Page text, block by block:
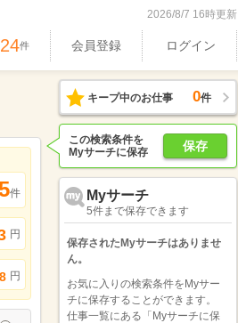
2026/8/7 16時更新
件 会員登録 ログイン
件
円
円
キープ中のお仕事 0件
保存
この検索条件を
Myサーチに保存
Myサーチ
5件まで保存できます
保存されたMyサーチはありませ
ん。
お気に入りの検索条件をMyサー
チに保存することができます。
仕事一覧にある「Myサーチに保